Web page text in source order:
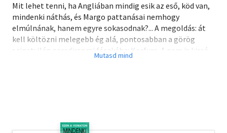
Mit lehet tenni, ha Angliában mindig esik az eső, köd van,
mindenki náthás, és Margo pattanásai nemhogy
elmúlnának, hanem egyre sokasodnak?... A megoldás: át
kell költözni melegebb ég alá, pontosabban a görög
szigetvilág paradicsomi fészkébe: Korfura. A nem is kissé
hajlamaiknak legjobban megfelelő éghajlatot és